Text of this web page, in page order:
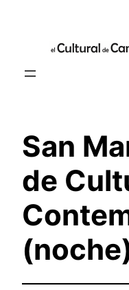
contenido
San
de